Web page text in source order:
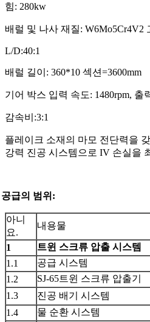
힘: 280kw
배럴 및 나사 재질: W6Mo5Cr4V2
L/D:40:1
배럴 길이: 360*10 섹션=3600mm
기어 박스 입력 속도: 1480rpm, 출
감속비:3:1
플레이크 소재의 마모 전단력을
강력 진공 시스템으로 IV 손실을
공급의 범위 :
아니
요.
내용물
1 트윈 스크류 압출 시스템
1.1
공급 시스템
1.2
SJ-65트윈 스크류 압출기
1.3
진공 배기 시스템
1.4
물 순환 시스템